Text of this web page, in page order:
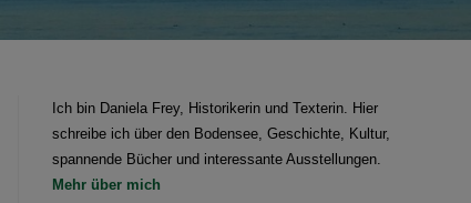
Ich bin Daniela Frey, Historikerin und Texterin. Hier
schreibe ich über den Bodensee, Geschichte, Kultur,
spannende Bücher und interessante Ausstellungen.
Mehr über mich